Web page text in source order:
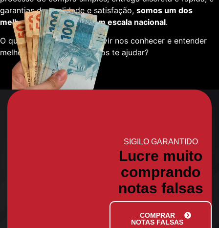
garantias de qualidade e satisfação, somos um dos
melhores fornecedores em escala nacional.
O que está esperando para vir nos conhecer e entender
melhor sobre como podemos te ajudar?
SIGILO GARANTIDO
Lucre muito
comprando
notas falsas
COMPRAR
NOTAS FALSAS